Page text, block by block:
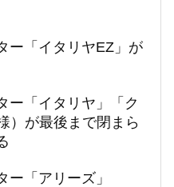
ー「イタリヤEZ」が
ー「イタリヤ」「ク
）が最後まで閉まら
ー「アリーズ」